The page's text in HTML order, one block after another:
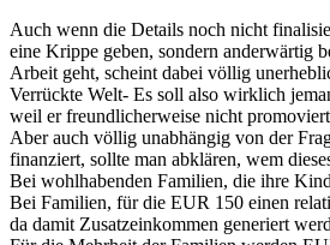
Auch wenn die Details noch nicht
eine Krippe geben, sondern anderwärtig
Arbeit geht, scheint dabei völlig
Verrückte Welt- Es soll also wirklich
weil er freundlicherweise nicht
Aber auch völlig unabhängig von der
finanziert, sollte man abklären, wem
Bei wohlhabenden Familien, die ihre
Bei Familien, für die EUR 150 einen
da damit Zusatzeinkommen generiert